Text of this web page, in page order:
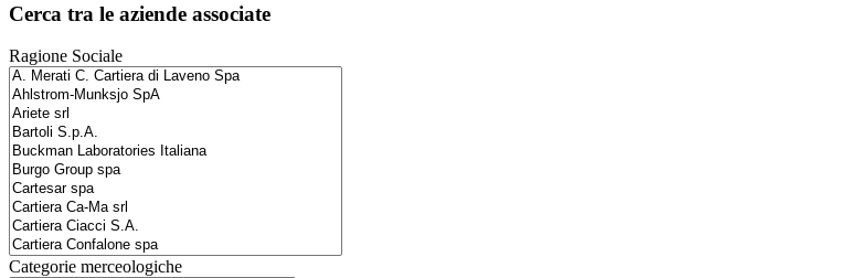
Cerca tra le aziende associate
Ragione Sociale
Categorie merceologiche